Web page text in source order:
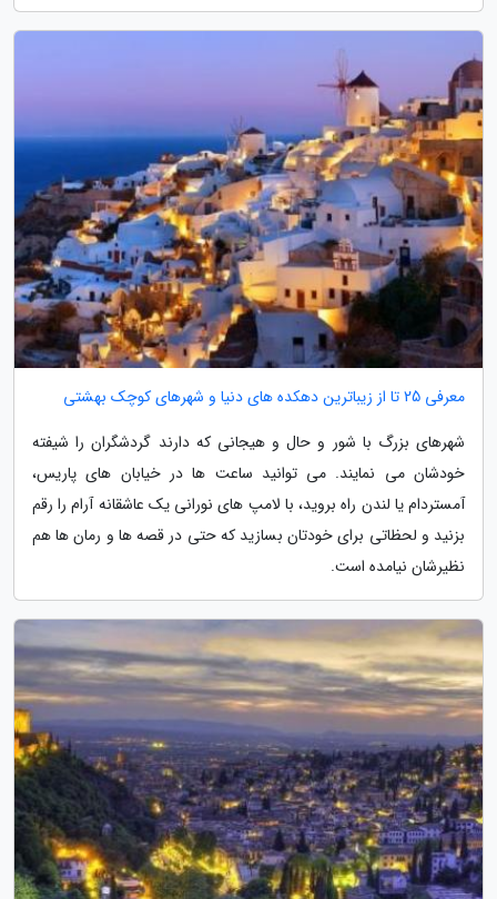
معرفی 25 تا از زیباترین دهکده های دنیا و شهرهای کوچک بهشتی
شهرهای بزرگ با شور و حال و هیجانی که دارند گردشگران را شیفته
خودشان می نمایند. می توانید ساعت ها در خیابان های پاریس،
آمستردام یا لندن راه بروید، با لامپ های نورانی یک عاشقانه آرام را رقم
بزنید و لحظاتی برای خودتان بسازید که حتی در قصه ها و رمان ها هم
نظیرشان نیامده است.